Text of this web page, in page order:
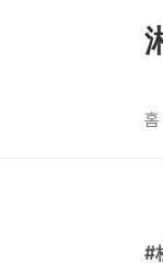
홈